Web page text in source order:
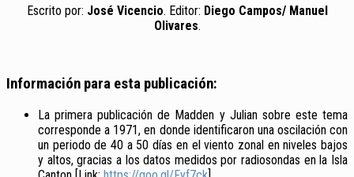
Escrito por: José Vicencio. Editor: Diego Campos/ Manuel
Olivares.
Información para esta publicación:
La primera publicación de Madden y Julian sobre este tema
corresponde a 1971, en donde identificaron una oscilación con
un periodo de 40 a 50 días en el viento zonal en niveles bajos
y altos, gracias a los datos medidos por radiosondas en la Isla